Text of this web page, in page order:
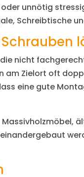
unnötig
Schreibtische
nicht
am Zielort oft
eine gute